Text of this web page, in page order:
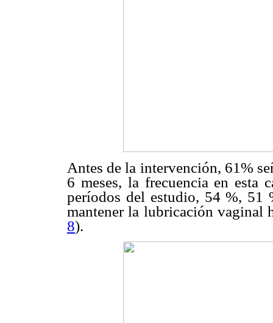
Antes de la intervención, 61%
6 meses, la frecuencia en
períodos del estudio, 54 %,
mantener la lubricación vaginal
8).